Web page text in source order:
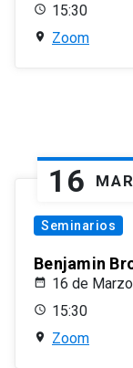
15:30
Zoom
16 MAR
Seminarios
Benjamin
16 de
15:30
Zoom